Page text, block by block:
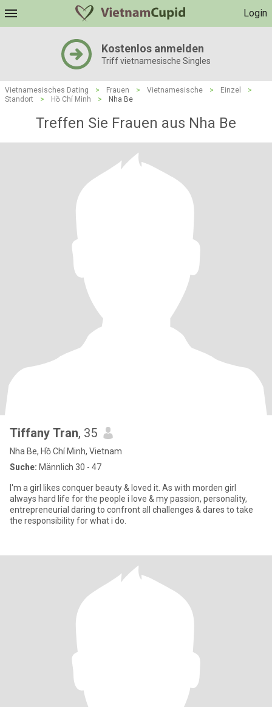
Login
Kostenlos anmelden
Triff vietnamesische Singles
Vietnamesisches Dating > Frauen > Vietnamesische > Einzel
>
Standort
> Hồ Chí Minh > Nha Be
Treffen Sie Frauen aus Nha Be
Tiffany Tran, 35
Nha Be, Hồ Chí Minh, Vietnam
Suche: Männlich 30 - 47
I'm a girl likes conquer beauty & loved it. As with morden girl
always hard life for the people i love & my passion, personality,
entrepreneurial daring to confront all challenges & dares to take
the responsibility for what i do.